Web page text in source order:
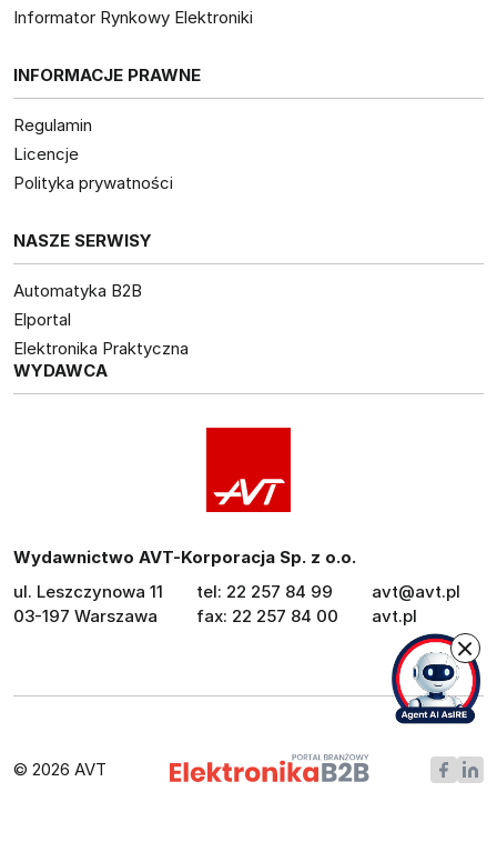
Informator Rynkowy Elektroniki
INFORMACJE PRAWNE
Regulamin
Licencje
Polityka prywatności
NASZE SERWISY
Automatyka B2B
Elportal
Elektronika Praktyczna
WYDAWCA
Wydawnictwo AVT-Korporacja Sp. z o.o.
ul. Leszczynowa 11
03-197 Warszawa
tel: 22 257 84 99
fax: 22 257 84 00
avt@avt.pl
avt.pl
© 2026 AVT